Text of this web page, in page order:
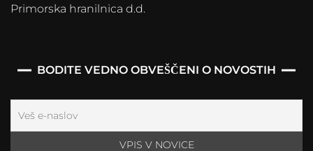
Primorska hranilnica d.d.
BODITE VEDNO OBVEŠČENI O NOVOSTIH